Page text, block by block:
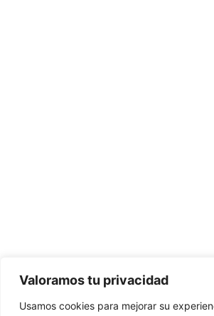
Valoramos tu privacidad
Usamos cookies para mejorar su
Método de pago